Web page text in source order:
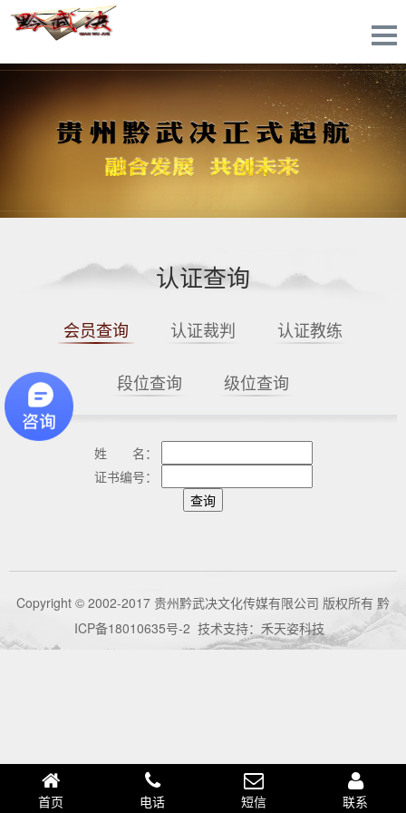
认证查询
会员查询 认证裁判 认证教练
段位查询 级位查询
姓 名：
证书编号：
Copyright © 2002-2017 贵州黔武决文化传媒有限公司 版权所有 黔
ICP备18010635号-2 技术支持： 禾天姿科技
首页 电话 短信 联系